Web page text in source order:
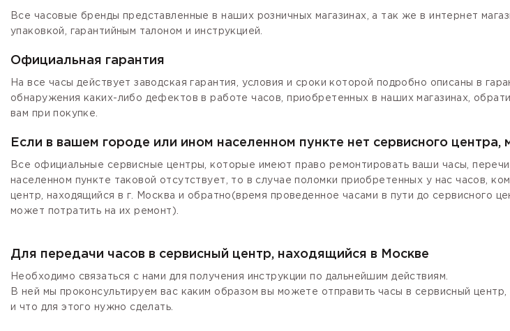
Все часовые бренды представленные в наших розничных магазинах, а так же в интернет
упаковкой, гарантийным талоном и инструкцией.
Официальная гарантия
На все часы действует заводская гарантия, условия и сроки которой подробно описаны в
обнаружения каких-либо дефектов в работе часов, приобретенных в наших магазинах,
вам при покупке.
Если в вашем городе или ином населенном пункте нет сервисного
Все официальные сервисные центры, которые имеют право ремонтировать ваши часы,
населенном пункте таковой отсутствует, то в случае поломки приобретенных у нас часов,
центр, находящийся в г. Москва и обратно(время проведенное часами в пути до сервисного
может потратить на их ремонт).
Для передачи часов в сервисный центр, находящийся в Москве
Необходимо связаться с нами для получения инструкции по дальнейшим действиям.
В ней мы проконсультируем вас каким образом вы можете отправить часы в сервисный центр,
и что для этого нужно сделать.